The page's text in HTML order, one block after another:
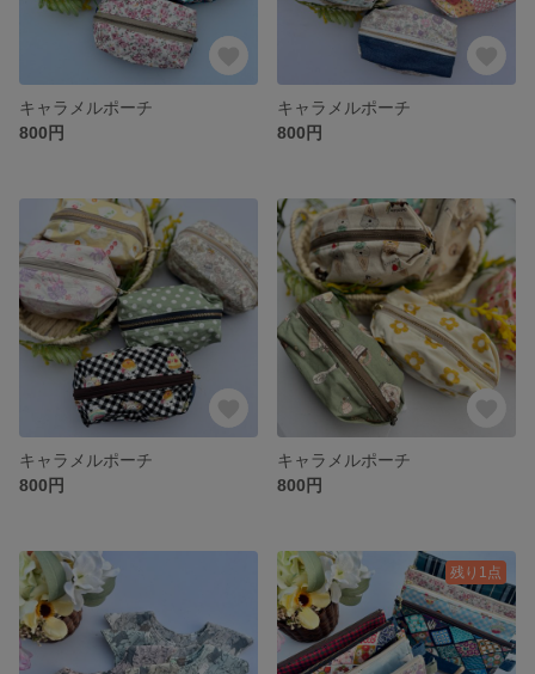
キャラメルポーチ
800円
キャラメルポーチ
800円
キャラメルポーチ
800円
キャラメルポーチ
800円
残り1点